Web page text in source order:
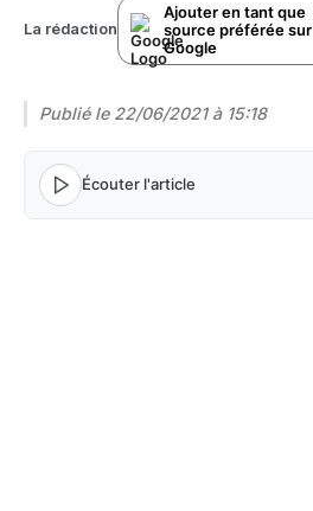
La rédaction
Ajouter en tant que
source préférée sur
Google
Publié le 22/06/2021 à 15:18
Écouter l'article